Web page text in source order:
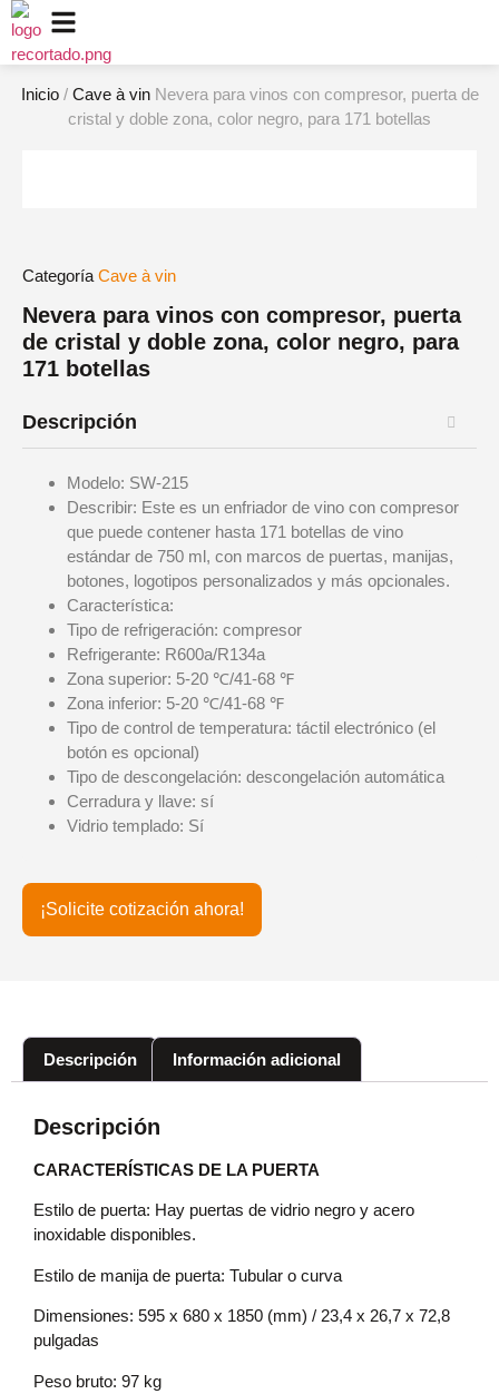
Inicio/ Cave à vinNevera para vinos con compresor, puerta de
cristal y doble zona, color negro, para 171 botellas
Categoría Cave à vin
Nevera para vinos con compresor, puerta
de cristal y doble zona, color negro, para
171 botellas
Descripción
Modelo: SW-215
Describir: Este es un enfriador de vino con compresor
que puede contener hasta 171 botellas de vino
estándar de 750 ml, con marcos de puertas, manijas,
botones, logotipos personalizados y más opcionales.
Característica:
Tipo de refrigeración: compresor
Refrigerante: R600a/R134a
Zona superior: 5-20 ℃/41-68 ℉
Zona inferior: 5-20 ℃/41-68 ℉
Tipo de control de temperatura: táctil electrónico (el
botón es opcional)
Tipo de descongelación: descongelación automática
Cerradura y llave: sí
Vidrio templado: Sí
¡Solicite cotización ahora!
Descripción Información adicional
Descripción
CARACTERÍSTICAS DE LA PUERTA
Estilo de puerta: Hay puertas de vidrio negro y acero
inoxidable disponibles.
Estilo de manija de puerta: Tubular o curva
Dimensiones: 595 x 680 x 1850 (mm) / 23,4 x 26,7 x 72,8
pulgadas
Peso bruto: 97 kg